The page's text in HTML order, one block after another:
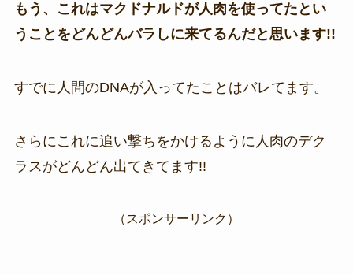
もう、これはマクドナルドが人肉を使ってたとい
うことをどんどんバラしに来てるんだと思います!!
すでに人間のDNAが入ってたことはバレてます。
さらにこれに追い撃ちをかけるように人肉のデク
ラスがどんどん出てきてます!!
（スポンサーリンク）